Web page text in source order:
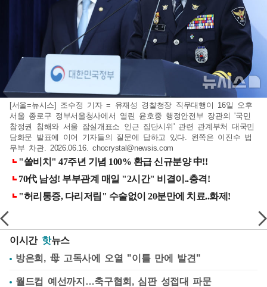
[서울=뉴시스] 조수정 기자 = 유재성 경찰청장 직무대행이 16일 오후
서울 종로구 정부서울청사에서 열린 윤호중 행정안전부 장관의 '국민
참정권 침해와 서울 잠실개표소 인근 집단시위' 관련 관계부처 대국민
담화문 발표에 이어 기자들의 질문에 답하고 있다. 왼쪽은 이진수 법
무부 차관. 2026.06.16.chocrystal@newsis.com
이시간 핫뉴스
방은희, 母 고독사에 오열 "이틀 만에 발견"
월드컵 예선까지…축구협회, 심판 성접대 파문